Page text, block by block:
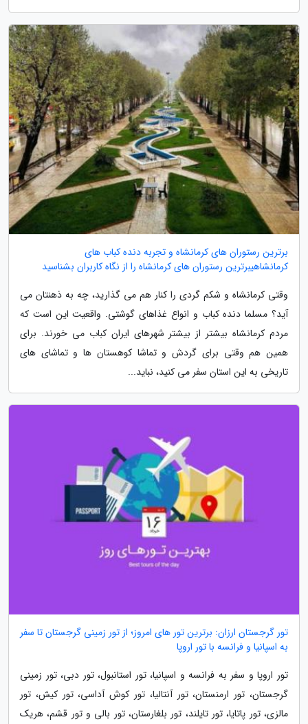
برترین رستوران های کرمانشاه و تجربه دنده کباب های
کرمانشاهیبرترین رستوران های کرمانشاه را از نگاه کاربران بشناسید
وقتی کرمانشاه و شکم گردی را کنار هم می گذارید، چه به ذهنتان می
آید؟ مسلما دنده کباب و انواع غذاهای گوشتی. واقعیت این است که
مردم کرمانشاه بیشتر از بیشتر شهرهای ایران کباب می خورند. برای
همین هم وقتی برای گردش و تماشا کوهستان ها و تماشای های
تاریخی به این استان سفر می کنید، نباید...
تور گرجستان ارزان: برترین تور های امروز؛ از تور زمینی گرجستان تا سفر
به اسپانیا و فرانسه با تور اروپا
تور اروپا و سفر به فرانسه و اسپانیا، تور استانبول، تور دبی، تور زمینی
گرجستان، تور ارمنستان، تور آنتالیا، تور کوش آداسی، تور کیش، تور
مالزی، تور پاتایا، تور تایلند، تور بلغارستان، تور بالی و تور قشم، هریک